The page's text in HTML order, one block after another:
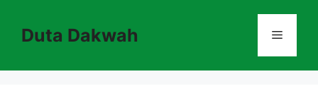
contentDuta Dakwah Menu